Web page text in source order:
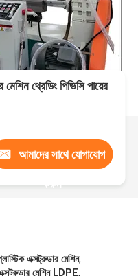
থ্রেডিং পিভিসি পায়ের
আমাদের সাথে যোগাযোগ
করুন
এক্সট্রুডার মেশিন,
মেশিন LDPE,